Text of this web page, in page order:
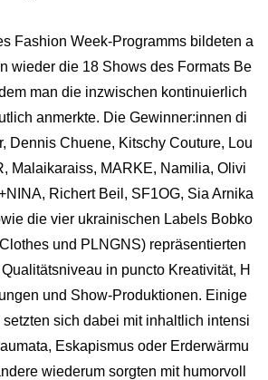
Fashion Week-Programms bildeten a
wieder die 18 Shows des Formats Be
man die inzwischen kontinuierlich
anmerkte. Die Gewinner:innen di
Dennis Chuene, Kitschy Couture, Lou
Malaikaraiss, MARKE, Namilia, Olivi
Richert Beil, SF1OG, Sia Arnika
die vier ukrainischen Labels Bobko
und PLNGNS) repräsentierten
in puncto Kreativität, H
und Show-Produktionen. Einige
sich dabei mit inhaltlich intensi
Eskapismus oder Erderwärmu
wiederum sorgten mit humorvoll